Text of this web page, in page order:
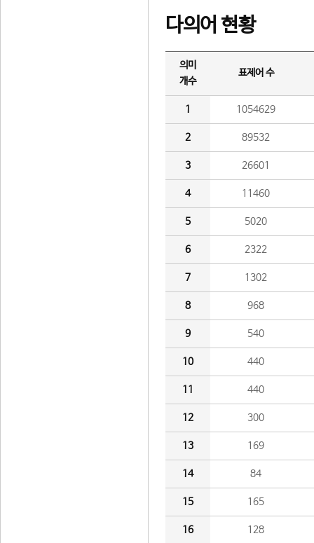
다의어 현황
의미
개수
표제어 수
1 1054629
2 89532
3 26601
4 11460
5 5020
6 2322
7 1302
8 968
9 540
10 440
11 440
12 300
13 169
14 84
15 165
16 128